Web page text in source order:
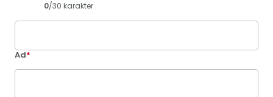
0/30 karakter
Ad*